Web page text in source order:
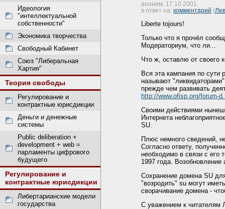
Идеология
"интеллектуальной
собственности"
Экономика творчества
Свободный Кабинет
Союз "Либеральная
Хартия"
Теория свободы
Регулирование и
контрактные юрисдикции
Деньги и денежные
системы
Public deliberation +
development + web =
парламенты цифрового
будущего
Регулирование и
контрактные юрисдикции
Либертарианские модели
государства
аноним, 17.10.2001
в ответ на: комментарий (
Liberte tojours!
Только что я прочёл
Модераториум, что ли...
Что ж, оставлю от своего
Вся эта кампания по сути
называют
прежде чем развивать
http://www.ofisp.org/forum-
Своими действиями
Интернета
SU.
Плюс немного сведений,
Согласно ответу,
необходимо в связи с его
1997 года.
Сохранение домена SU
"возродить" su могут
сворачивание домена -
С уважением к читателям